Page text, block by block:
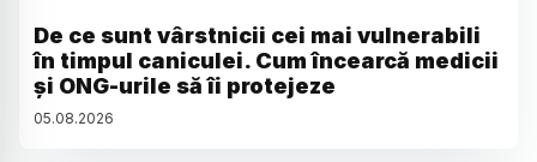
De ce sunt vârstnicii cei mai vulnerabili
în timpul caniculei. Cum încearcă medicii
și ONG-urile să îi protejeze
05.08.2026